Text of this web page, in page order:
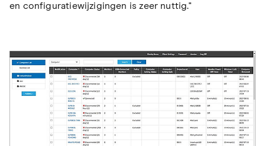
en configuratiewijzigingen is zeer nuttig."